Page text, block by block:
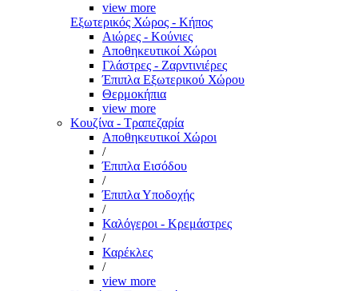
view more
Εξωτερικός Χώρος - Κήπος
Αιώρες - Κούνιες
Αποθηκευτικοί Χώροι
Γλάστρες - Ζαρντινιέρες
Έπιπλα Εξωτερικού Χώρου
Θερμοκήπια
view more
Κουζίνα - Τραπεζαρία
Αποθηκευτικοί Χώροι
/
Έπιπλα Εισόδου
/
Έπιπλα Υποδοχής
/
Καλόγεροι - Κρεμάστρες
/
Καρέκλες
/
view more